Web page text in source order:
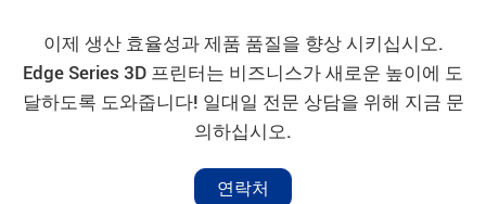
이제 생산 효율성과 제품 품질을 향상 시키십시오.
Edge Series 3D 프린터는 비즈니스가 새로운 높이에 도
달하도록 도와줍니다! 일대일 전문 상담을 위해 지금 문
의하십시오.
연락처